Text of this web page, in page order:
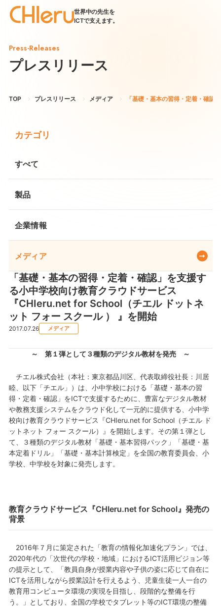
世界中の先生を
ICTで支えます。
Press-Releases
プレスリリース
TOP プレスリリース メディア 「基礎・基本の習得・定着・確
カテゴリ
すべて
製品
企業情報
メディア
「基礎・基本の習得・定着・確認」を支援す
る小中学校向け教育クラウドサービス
『CHIeru.net for School（チエル ドットネ
ット フォー スクール ） 』を開始
2017.07.26 メディア
～ 第１弾として３種類のデジタル教材を発売 ～
チエル株式会社（本社：東京都品川区、代表取締役社長：川居
睦、以下「チエル」）は、小中学校における「基礎・基本の習
得・定着・確認」をICTで支援するために、豊富なデジタル教材
や教務支援システムをクラウド化して一元的に提供する、小中学
校向け教育クラウドサービス『CHIeru.net for School（チエル ド
ットネット フォー スクール）』を開始します。その第１弾とし
て、３種類のデジタル教材「基礎・基本習得パック」「基礎・基
本定着ドリル」「基礎・基本計算検定」を全国の教育委員会、小
学校、中学校を対象に発売します。
教育クラウドサービス『CHIeru.net for School』発売の
背景
2016年７月に策定された「教育の情報化加速化プラン」では、
2020年代の「次世代の学校・地域」におけるICT活用ビジョン等
の提示として、「教員自身が授業内容や子供の姿に応じて自在に
ICTを活用しながら授業設計を行えるよう、児童生徒一人一台の
教育用コンピュータ環境の実現を目指し、段階的な整備を行
う。」としており、全国の学校でタブレット等のICT環境の整備